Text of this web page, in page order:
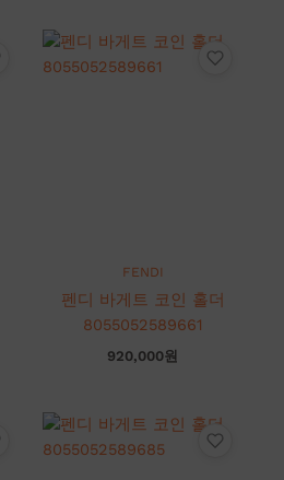
FENDI
펜디 바게트 코인 홀더
8055052589661
920,000원